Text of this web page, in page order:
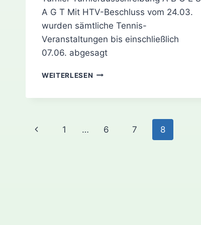
A G T Mit HTV-Beschluss vom 24.03.
wurden sämtliche Tennis-
Veranstaltungen bis einschließlich
07.06. abgesagt
WEITERLESEN 9.
Seitennavigation
Vorherige
1 … 6 7 8